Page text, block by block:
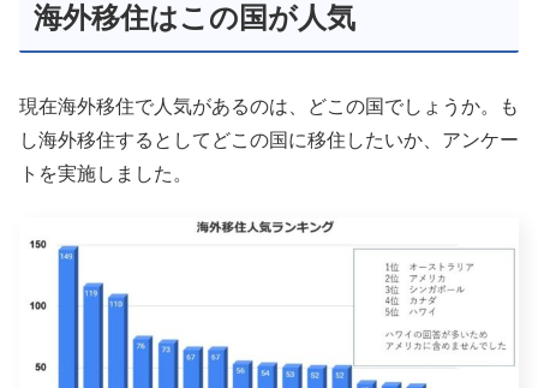
海外移住はこの国が人気
現在海外移住で人気があるのは、どこの国でしょうか。も
し海外移住するとしてどこの国に移住したいか、アンケー
トを実施しました。